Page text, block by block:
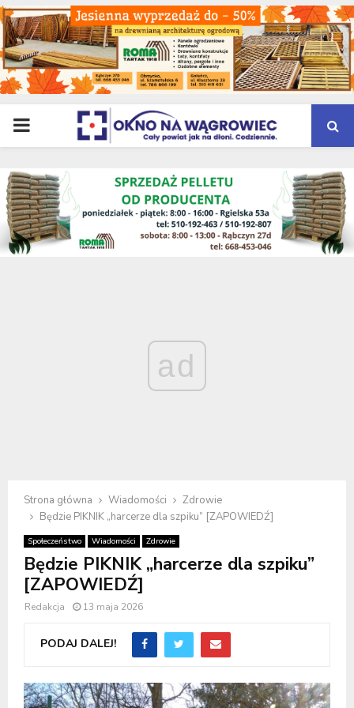
PRIMARY
MENU
ad
Strona główna Wiadomości
Zdrowie
Będzie PIKNIK „harcerze dla szpiku” [ZAPOWIEDŹ]
Społeczeństwo Wiadomości Zdrowie
Będzie PIKNIK „harcerze dla szpiku”
[ZAPOWIEDŹ]
Redakcja 13 maja 2026
PODAJ DALEJ!